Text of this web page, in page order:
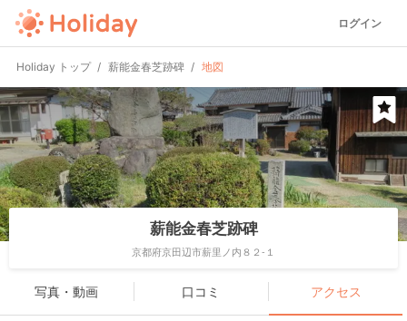
ログイン
Holiday トップ 薪能金春芝跡碑 地図
薪能金春芝跡碑
京都府京田辺市薪里ノ内８２-１
写真・動画 口コミ アクセス